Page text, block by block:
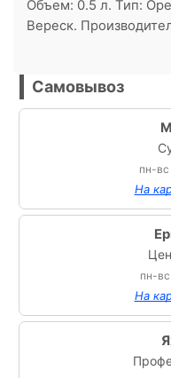
Объем: 0.5 л. Тип:
Вереск.
Самовывоз
пн-
На
пн-
На